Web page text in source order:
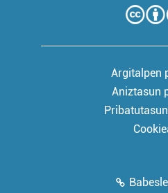
Argitalpen
Aniztasun